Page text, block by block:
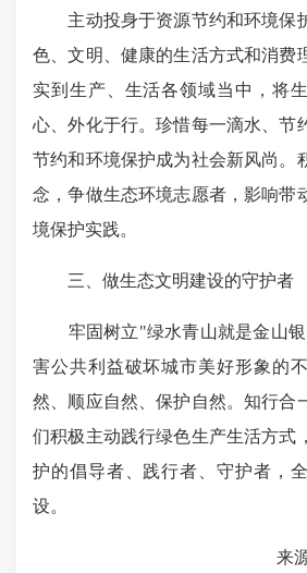
主动投身于资源节约和环境保
色、文明、健康的生活方式和消费
实到生产、生活各领域当中，将
心、外化于行。珍惜每一滴水、节
节约和环境保护成为社会新风尚。
念，争做生态环境志愿者，影响带
境保护实践。
三、做生态文明建设的守护者
牢固树立"绿水青山就是金山银
害公共利益破坏城市美好形象的
然、顺应自然、保护自然。知行合
们积极主动践行绿色生产生活方式
护的倡导者、践行者、守护者，
设。
来